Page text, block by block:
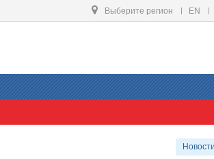
Выберите регион EN